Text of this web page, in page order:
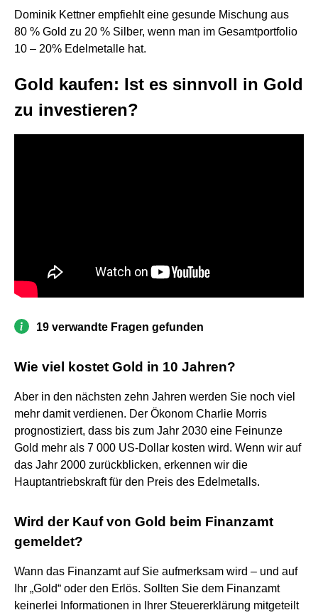
Dominik Kettner empfiehlt eine gesunde Mischung aus
80 % Gold zu 20 % Silber, wenn man im Gesamtportfolio
10 – 20% Edelmetalle hat.
Gold kaufen: Ist es sinnvoll in Gold
zu investieren?
19 verwandte Fragen gefunden
Wie viel kostet Gold in 10 Jahren?
Aber in den nächsten zehn Jahren werden Sie noch viel
mehr damit verdienen. Der Ökonom Charlie Morris
prognostiziert, dass bis zum Jahr 2030 eine Feinunze
Gold mehr als 7 000 US-Dollar kosten wird. Wenn wir auf
das Jahr 2000 zurückblicken, erkennen wir die
Hauptantriebskraft für den Preis des Edelmetalls.
Wird der Kauf von Gold beim Finanzamt
gemeldet?
Wann das Finanzamt auf Sie aufmerksam wird – und auf
Ihr „Gold“ oder den Erlös. Sollten Sie dem Finanzamt
keinerlei Informationen in Ihrer Steuererklärung mitgeteilt